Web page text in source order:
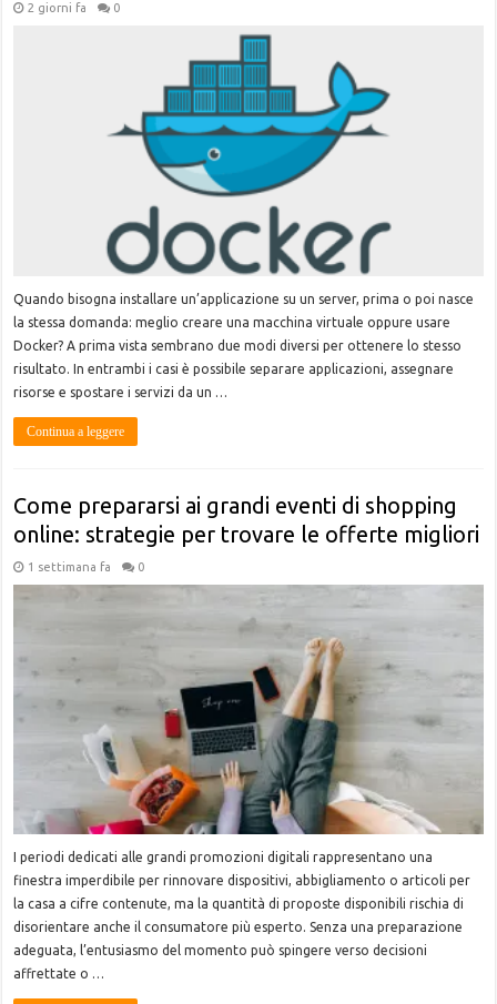
2 giorni fa 0
Quando bisogna installare un’applicazione su un server, prima o poi nasce
la stessa domanda: meglio creare una macchina virtuale oppure usare
Docker? A prima vista sembrano due modi diversi per ottenere lo stesso
risultato. In entrambi i casi è possibile separare applicazioni, assegnare
risorse e spostare i servizi da un …
Continua a leggere
Come prepararsi ai grandi eventi di shopping
online: strategie per trovare le offerte migliori
1 settimana fa 0
I periodi dedicati alle grandi promozioni digitali rappresentano una
finestra imperdibile per rinnovare dispositivi, abbigliamento o articoli per
la casa a cifre contenute, ma la quantità di proposte disponibili rischia di
disorientare anche il consumatore più esperto. Senza una preparazione
adeguata, l’entusiasmo del momento può spingere verso decisioni
affrettate o …